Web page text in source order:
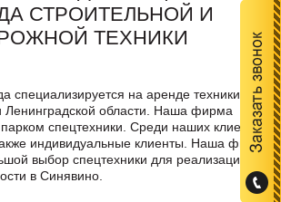
СТРОИТЕЛЬНОЙ И
ТЕХНИКИ
специализируется на аренде техники в
Ленинградской области. Наша фирма
спецтехники. Среди наших клиентов
индивидуальные клиенты. Наша фирма
выбор спецтехники для реализации
в Синявино.